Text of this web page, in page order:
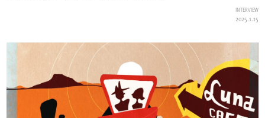
INTERVIEW
2025.1.15